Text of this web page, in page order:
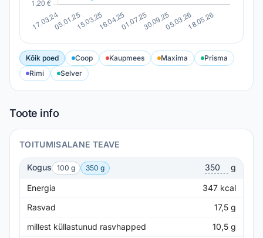
Kõik poed Coop Kaupmees Maxima
Prisma
Rimi
Selver
Toote info
TOITUMISALANE TEAVE
Kogus 100 g 350 g g
Energia 347 kcal
Rasvad
17,5 g
millest küllastunud rasvhapped
10,5 g